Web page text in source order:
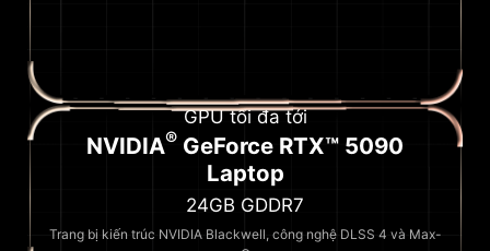
GPU tối đa tới
NVIDIA® GeForce RTX™ 5090
Laptop
24GB GDDR7
Trang bị kiến trúc NVIDIA Blackwell, công nghệ DLSS 4 và Max-